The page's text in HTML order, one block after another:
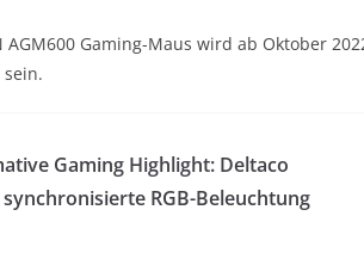
AGM600 Gaming-Maus wird ab Oktober
Gaming Highlight: Deltaco
synchronisierte RGB-Beleuchtung